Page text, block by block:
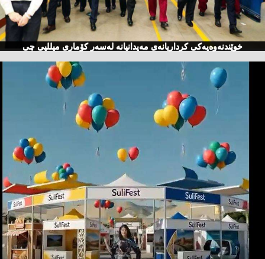
خوێندنەوەیەكی كرداریانەی مەیدانیانە لەسەر كۆماری میللیی چی